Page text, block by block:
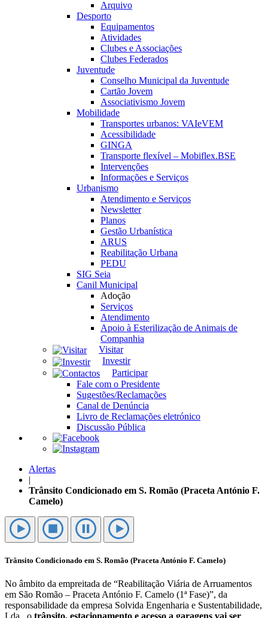
Arquivo
Desporto
Equipamentos
Atividades
Clubes e Associações
Clubes Federados
Juventude
Conselho Municipal da Juventude
Cartão Jovem
Associativismo Jovem
Mobilidade
Transportes urbanos: VAIeVEM
Acessibilidade
GINGA
Transporte flexível – Mobiflex.BSE
Intervenções
Informações e Serviços
Urbanismo
Atendimento e Serviços
Newsletter
Planos
Gestão Urbanística
ARUS
Reabilitação Urbana
PEDU
SIG Seia
Canil Municipal
Adoção
Serviços
Atendimento
Apoio à Esterilização de Animais de
Companhia
Visitar
Investir
Participar
Fale com o Presidente
Sugestões/Reclamações
Canal de Denúncia
Livro de Reclamações eletrónico
Discussão Pública
Alertas
|
Trânsito Condicionado em S. Romão (Praceta António F.
Camelo)
Trânsito Condicionado em S. Romão (Praceta António F. Camelo)
No âmbito da empreitada de “Reabilitação Viária de Arruamentos
em São Romão – Praceta António F. Camelo (1ª Fase)”, da
responsabilidade da empresa Solvida Engenharia e Sustentabilidade,